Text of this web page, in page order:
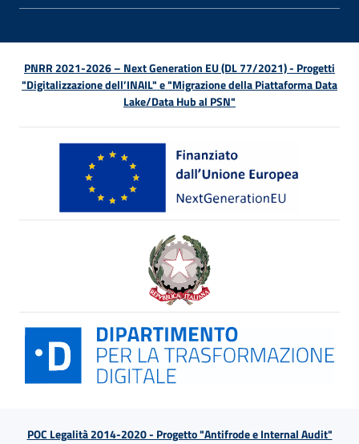
PNRR 2021-2026 – Next Generation EU (DL 77/2021) - Progetti
"Digitalizzazione dell’INAIL" e "Migrazione della Piattaforma Data
Lake/Data Hub al PSN"
POC Legalità 2014-2020 - Progetto "Antifrode e Internal Audit"